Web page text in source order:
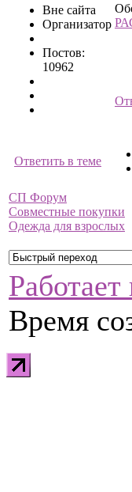
Вне сайта
Организатор
Постов:
10962
Ответить в теме
СП Форум
Совместные покупки
Одежда для взрослых
Работает
Время